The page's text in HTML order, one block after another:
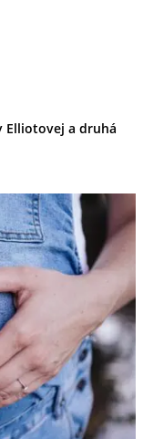
Elliotovej a druhá